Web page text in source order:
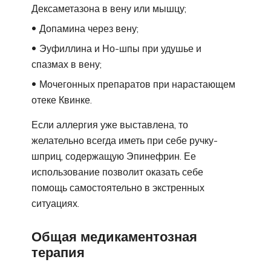
Дексаметазона в вену или мышцу;
Допамина через вену;
Эуфиллина и Но-шпы при удушье и
спазмах в вену;
Мочегонных препаратов при нарастающем
отеке Квинке.
Если аллергия уже выставлена, то
желательно всегда иметь при себе ручку-
шприц, содержащую Эпинефрин. Ее
использование позволит оказать себе
помощь самостоятельно в экстренных
ситуациях.
Общая медикаментозная
терапия